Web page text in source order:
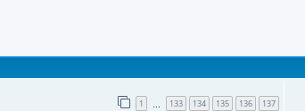
1 133 134 135 136 137